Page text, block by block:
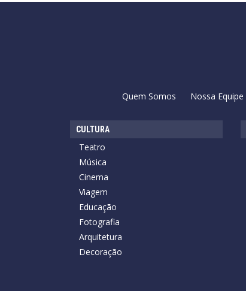
Quem Somos Nossa Equipe
CULTURA
Teatro
Música
Cinema
Viagem
Educação
Fotografia
Arquitetura
Decoração